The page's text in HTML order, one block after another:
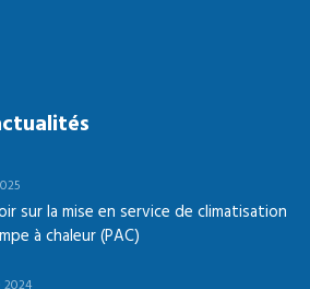
sur la mise en service de climatisation
à chaleur (PAC)
2024